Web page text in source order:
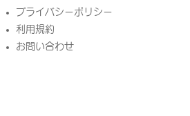
プライバシーポリシー
​利用規約
お問い合わせ